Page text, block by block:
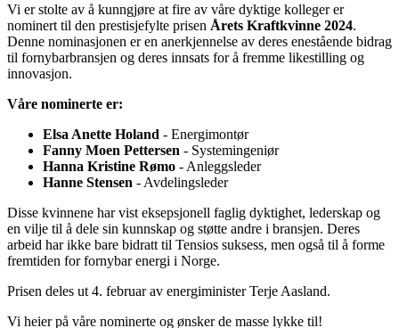
Vi er stolte av å kunngjøre at fire av våre dyktige kolleger er
nominert til den prestisjefylte prisen Årets Kraftkvinne 2024.
Denne nominasjonen er en anerkjennelse av deres enestående bidrag
til fornybarbransjen og deres innsats for å fremme likestilling og
innovasjon.
Våre nominerte er:
Elsa Anette Holand - Energimontør
Fanny Moen Pettersen - Systemingeniør
Hanna Kristine Rømo - Anleggsleder
Hanne Stensen - Avdelingsleder
Disse kvinnene har vist eksepsjonell faglig dyktighet, lederskap og
en vilje til å dele sin kunnskap og støtte andre i bransjen. Deres
arbeid har ikke bare bidratt til Tensios suksess, men også til å forme
fremtiden for fornybar energi i Norge.
Prisen deles ut 4. februar av energiminister Terje Aasland.
Vi heier på våre nominerte og ønsker de masse lykke til!